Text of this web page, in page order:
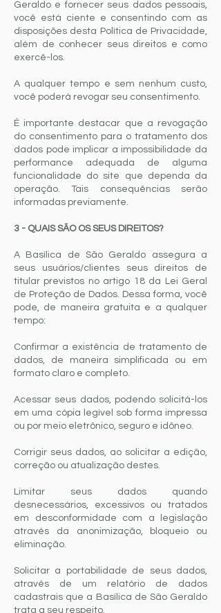
Geraldo e fornecer seus dados pessoais,
você está ciente e consentindo com as
disposições desta Política de Privacidade,
além de conhecer seus direitos e como
exercê-los.
A qualquer tempo e sem nenhum custo,
você poderá revogar seu consentimento.
É importante destacar que a revogação
do consentimento para o tratamento dos
dados pode implicar a impossibilidade da
performance adequada de alguma
funcionalidade do site que dependa da
operação. Tais consequências serão
informadas previamente.
3 - QUAIS SÃO OS SEUS DIREITOS?
A Basílica de São Geraldo assegura a
seus usuários/clientes seus direitos de
titular previstos no artigo 18 da Lei Geral
de Proteção de Dados. Dessa forma, você
pode, de maneira gratuita e a qualquer
tempo:
Confirmar a existência de tratamento de
dados, de maneira simplificada ou em
formato claro e completo.
Acessar seus dados, podendo solicitá-los
em uma cópia legível sob forma impressa
ou por meio eletrônico, seguro e idôneo.
Corrigir seus dados, ao solicitar a edição,
correção ou atualização destes.
Limitar seus dados quando
desnecessários, excessivos ou tratados
em desconformidade com a legislação
através da anonimização, bloqueio ou
eliminação.
Solicitar a portabilidade de seus dados,
através de um relatório de dados
cadastrais que a Basílica de São Geraldo
trata a seu respeito.